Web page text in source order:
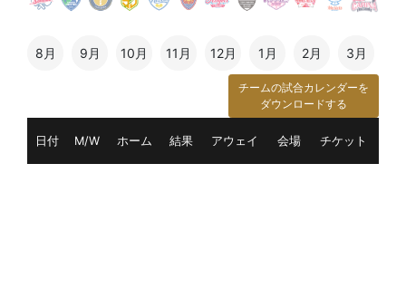
8月 9月 10月 11月 12月 1月 2月 3月
チームの試合カレンダーを
ダウンロードする
日付 M/W ホーム 結果 アウェイ 会場 チケット